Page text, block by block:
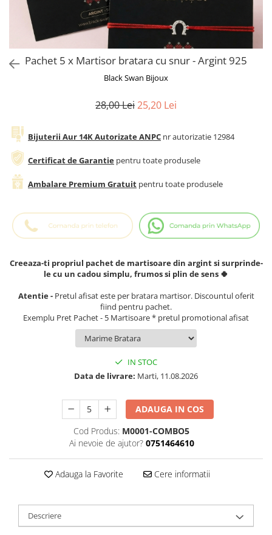
Cadouri pentru Absolvire
Cadou Educatoare / Invatatoare /
Profesoare
Cadouri Cupluri
Cercei din aur
Bijuterii Profesii
Bijuterii Pasiuni & Hobby
Bijuterii Tematice Sport
Bijuterii cu mesaj Motivational
Pachet 5 x Martisor bratara cu snur - Argint 925
Black Swan Bijoux
28,00 Lei25,20 Lei
Bijuterii Aur 14K Autorizate ANPC nr autorizatie 12984
Certificat de Garantie pentru toate produsele
Ambalare Premium Gratuit pentru toate produsele
Creeaza-ti propriul pachet de martisoare din argint si surprinde-
le cu un cadou simplu, frumos si plin de sens 🍀
Atentie - Pretul afisat este per bratara martisor. Discountul oferit
fiind pentru pachet.
Exemplu Pret Pachet - 5 Martisoare * pretul promotional afisat
IN STOC
Data de livrare: Marti, 11.08.2026
ADAUGA IN COS
Cod Produs: M0001-COMBO5
Ai nevoie de ajutor? 0751464610
Adauga la Favorite Cere informatii
Descriere